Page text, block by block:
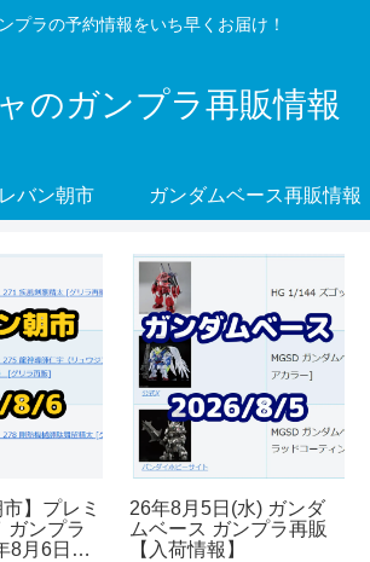
プラの予約情報をいち早くお届け！
のガンプラ再販情報
バン朝市 ガンダムベース再販情報
市】プレミ
ガンプラ
8月6日
26年8月5日(水) ガンダ
ムベース ガンプラ再販
【入荷情報】